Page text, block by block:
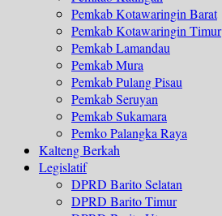
Pemkab Kotawaringin Barat
Pemkab Kotawaringin Timur
Pemkab Lamandau
Pemkab Mura
Pemkab Pulang Pisau
Pemkab Seruyan
Pemkab Sukamara
Pemko Palangka Raya
Kalteng Berkah
Legislatif
DPRD Barito Selatan
DPRD Barito Timur